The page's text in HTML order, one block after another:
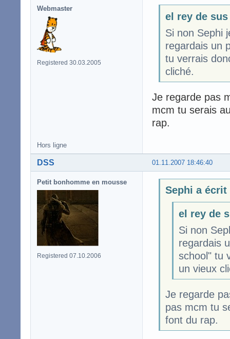
Webmaster
Registered 30.03.2005
el rey de
Si non Sephi
regardais un
tu verrais
cliché.
Je regarde pas
mcm tu serais
rap.
Hors ligne
01.11.2007 18:46:40
DSS
Petit bonhomme en mousse
Registered 07.10.2006
Sephi a écrit
el rey de
Si non
regardais
school" tu
un vieux
Je regarde
pas mcm tu
font du rap.